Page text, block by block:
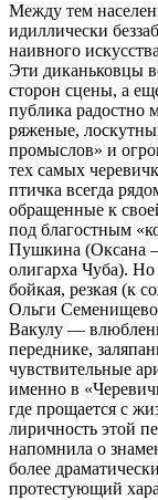
Между тем
идиллически
наивного
Эти диканьковцы
сторон сцены, а
публика радостно
ряженые,
промыслов» и
тех самых
птичка всегда
обращенные к
под благостным
Пушкина (Оксана —
олигарха Чуба). Но
бойкая, резкая (к
Ольги
Вакулу —
переднике,
чувствительные
именно в
где прощается с
лиричность этой
напомнила о
более
протестующий